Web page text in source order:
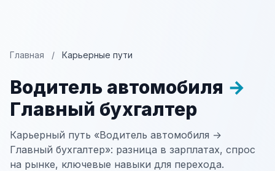
Главная / Карьерные пути
Водитель автомобиля →
Главный бухгалтер
Карьерный путь «Водитель автомобиля →
Главный бухгалтер»: разница в зарплатах, спрос
на рынке, ключевые навыки для перехода.